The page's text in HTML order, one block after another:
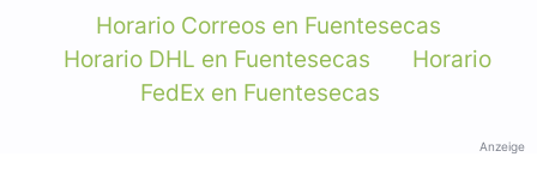
Horario Correos en Fuentesecas
Horario DHL en Fuentesecas
Horario
FedEx en Fuentesecas
Anzeige